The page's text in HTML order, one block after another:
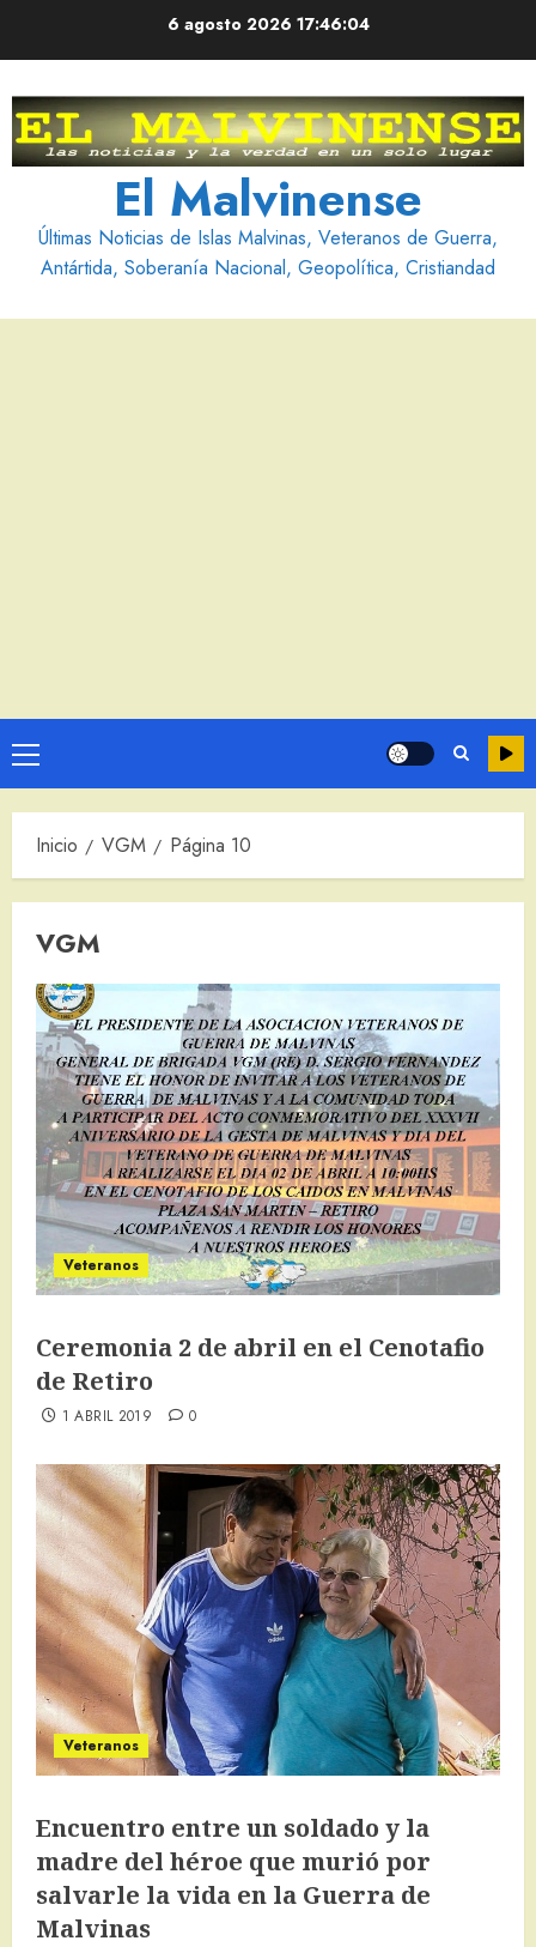
6 agosto 2026 17:46:05
El Malvinense
Últimas Noticias de Islas Malvinas, Veteranos de Guerra,
Antártida, Soberanía Nacional, Geopolítica, Cristiandad
Menú
principal
Inicio VGM Página 10
VGM
Veteranos
Ceremonia 2 de abril en el Cenotafio
de Retiro
1 ABRIL 2019 0
Veteranos
Encuentro entre un soldado y la
madre del héroe que murió por
salvarle la vida en la Guerra de
Malvinas